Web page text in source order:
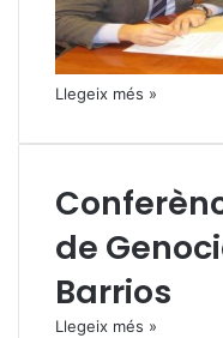
Llegeix més »
de
Barrios
Llegeix més »